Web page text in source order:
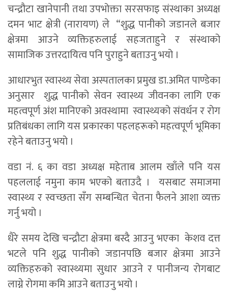
चन्द्रौटा खानेपानी तथा उपभोक्ता सरसफाइ संस्थाका अध्यक्ष
दमन भाट क्षेत्री (नारायण) ले “शुद्ध पानीको जडानले बजार
क्षेत्रमा आउने व्यक्तिहरुलाई सहजताहुने र संस्थाको
सामाजिक उत्तरदायित्व पनि पुराहुने बताउनु भयो ।
आधारभुत स्वास्थ्य सेवा अस्पतालका प्रमुख डा.अमित पाण्डेका
अनुसार शुद्ध पानीको सेवन स्वास्थ्य जीवनका लागि एक
महत्वपूर्ण अंश मानिएको अवस्थामा स्वास्थ्यको संवर्धन र रोग
प्रतिबंधका लागि यस प्रकारका पहलहरूको महत्वपूर्ण भूमिका
रहेने बताउनु भयो ।
वडा नं. ६ का वडा अध्यक्ष महेताब आलम खाँले पनि यस
पहललाई नमुना काम भएको बताउदै । यसबाट समाजमा
स्वास्थ्य र स्वच्छता सँग सम्बन्धित चेतना फैलने आशा व्यक्त
गर्नु भयो ।
धैरे समय देखि चन्द्रौटा क्षेत्रमा बस्दै आउनु भएका केशव दत्त
भटले पनि शुद्ध पानीको जडानपछि बजार क्षेत्रमा आउने
व्यक्तिहरुको स्वास्थ्यमा सुधार आउने र पानीजन्य रोगबाट
लाग्ने रोगमा कमि आउने बताउनु भयो ।